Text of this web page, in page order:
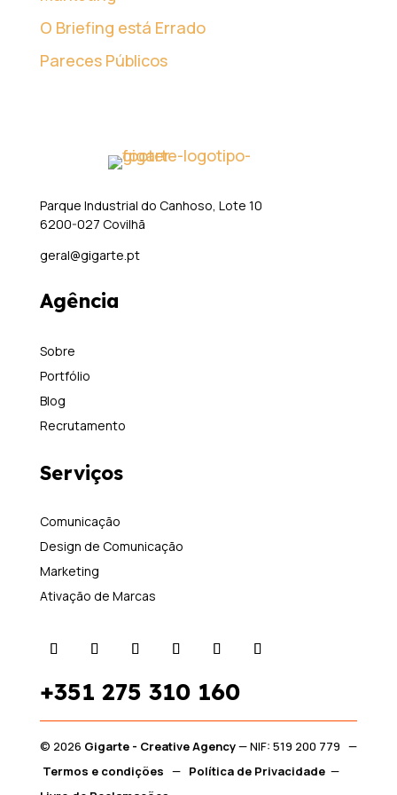
O Briefing está Errado
Pareces Públicos
Parque Industrial do Canhoso, Lote 10
6200-027 Covilhã
geral@gigarte.pt
Agência
Sobre
Portfólio
Blog
Recrutamento
Serviços
Comunicação
Design de Comunicação
Marketing
Ativação de Marcas
+351 275 310 160
© 2026 Gigarte - Creative Agency— NIF: 519 200 779 —
Termos e condições — Política de Privacidade—